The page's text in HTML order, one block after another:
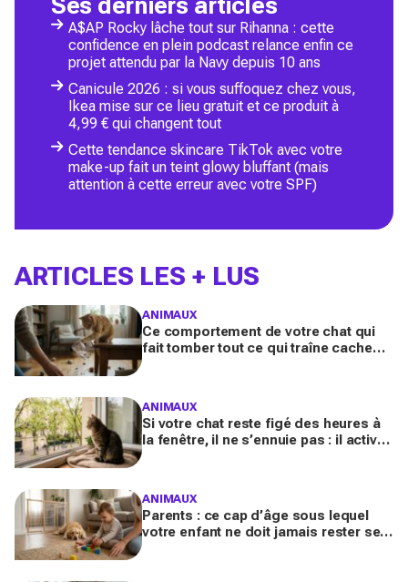
A$AP Rocky lâche tout sur Rihanna : cette
confidence en plein podcast relance enfin ce
projet attendu par la Navy depuis 10 ans
Canicule 2026 : si vous suffoquez chez vous,
Ikea mise sur ce lieu gratuit et ce produit à
4,99 € qui changent tout
Cette tendance skincare TikTok avec votre
make-up fait un teint glowy bluffant (mais
attention à cette erreur avec votre SPF)
ARTICLES LES + LUS
ANIMAUX
Ce comportement de votre chat qui
fait tomber tout ce qui traîne cache
ANIMAUX
Si votre chat reste figé des heures à
la fenêtre, il ne s’ennuie pas : il active
ANIMAUX
Parents : ce cap d’âge sous lequel
votre enfant ne doit jamais rester seul